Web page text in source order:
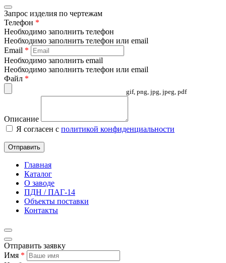
Запрос изделия по чертежам
Телефон *
Необходимо заполнить телефон
Необходимо заполнить телефон или email
Email *
Необходимо заполнить email
Необходимо заполнить телефон или email
Файл *
gif, png, jpg, jpeg, pdf
Описание
Я согласен с политикой конфиденциальности
Отправить
Главная
Каталог
О заводе
ПДН / ПАГ-14
Объекты поставки
Контакты
Отправить заявку
Имя *